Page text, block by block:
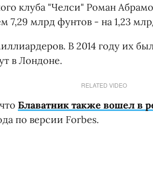
клуба "Челси" Роман
7,29 млрд фунтов - на 1,23
В 2014 году их
в Лондоне.
RELATED VIDEO
Блаватник также вошел в
по версии Forbes.